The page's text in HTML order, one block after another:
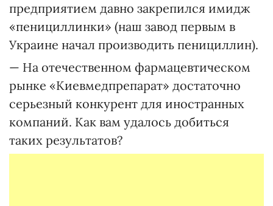
предприятием давно закрепился имидж
«пенициллинки» (наш завод первым в
Украине начал производить пенициллин).
— На отечественном фармацевтическом
рынке «Киевмедпрепарат» достаточно
серьезный конкурент для иностранных
компаний. Как вам удалось добиться
таких результатов?